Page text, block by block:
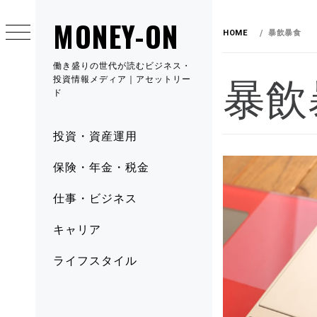
MONEY-ON
働き盛りの世代が読むビジネス・
投資情報メディア｜アセットリー
ド
投資・資産運用
保険・年金・税金
仕事・ビジネス
キャリア
ライフスタイル
HOME 暴飲暴食
暴